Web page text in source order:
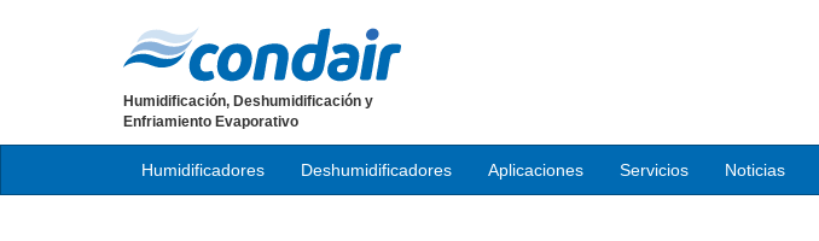
Humidificación, Deshumidificación y
Enfriamiento Evaporativo
Humidificadores Deshumidificadores Aplicaciones Servicios Noticias